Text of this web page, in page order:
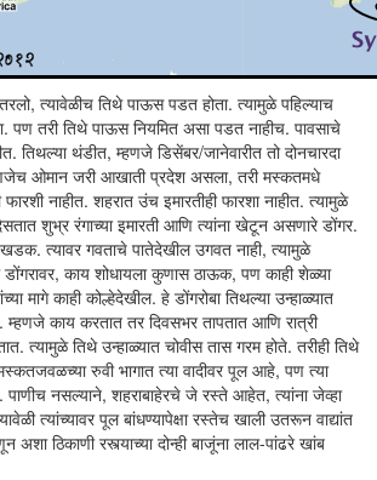
त्यावेळीच तिथे पाऊस पडत होता. त्यामुळे पहिल्याच
तरी तिथे पाऊस नियमित असा पडत नाहीच. पावसाचे
तिथल्या थंडीत, म्हणजे डिसेंबर/जानेवारीत तो दोनचारदा
ओमान जरी आखाती प्रदेश असला, तरी मस्कतमधे
नाहीत. शहरात उंच इमारतीही फारशा नाहीत. त्यामुळे
शुभ्र रंगाच्या इमारती आणि त्यांना खेटून असणारे डोंगर.
खडक. त्यावर गवताचे पातेदेखील उगवत नाही, त्यामुळे
डोंगरावर, काय शोधायला कुणास ठाऊक, पण काही शेळ्या
मागे काही कोल्हेदेखील. हे डोंगरोबा तिथल्या उन्हाळ्यात
म्हणजे काय करतात तर दिवसभर तापतात आणि रात्री
त्यामुळे तिथे उन्हाळ्यात चोवीस तास गरम होते. तरीही तिथे
रुवी भागात त्या वादीवर पूल आहे, पण त्या
पाणीच नसल्याने, शहराबाहेरचे जे रस्ते आहेत, त्यांना जेव्हा
त्यांच्यावर पूल बांधण्यापेक्षा रस्तेच खाली उतरून वाद्यांत
अशा ठिकाणी रस्त्याच्या दोन्ही बाजूंना लाल-पांढरे खांब